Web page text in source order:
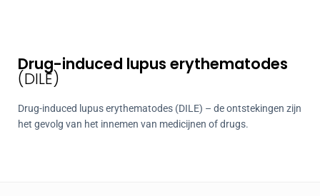
Drug-induced lupus erythematodes
(DILE)
Drug-induced lupus erythematodes (DILE) – de ontstekingen zijn
het gevolg van het innemen van medicijnen of drugs.